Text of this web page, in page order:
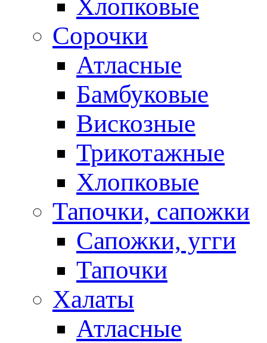
Хлопковые
Сорочки
Атласные
Бамбуковые
Вискозные
Трикотажные
Хлопковые
Тапочки, сапожки
Сапожки, угги
Тапочки
Халаты
Атласные